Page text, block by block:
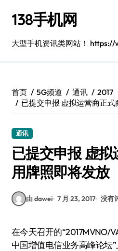
138手机网
大型手机资讯类网站！ https://
首页 5G频道 通讯
2017
已提交申报 虚拟运营商正
通讯
已提交申报 虚
用牌照即将发放
由 dawei 7 月 23, 2017 没有
在今天召开的“2017MVNO/VAS国际虚拟运营大会暨
中国增值电信业务高峰论坛